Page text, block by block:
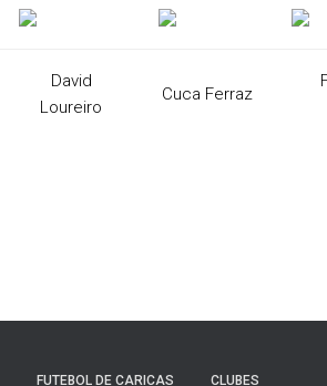
David
Loureiro
Cuca Ferraz
FUTEBOL DE CARICAS CLUBES